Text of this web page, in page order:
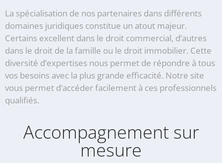
La spécialisation de nos partenaires dans différents
domaines juridiques constitue un atout majeur.
Certains excellent dans le droit commercial, d’autres
dans le droit de la famille ou le droit immobilier. Cette
diversité d’expertises nous permet de répondre à tous
vos besoins avec la plus grande efficacité. Notre site
vous permet d’accéder facilement à ces professionnels
qualifiés.
Accompagnement sur
mesure